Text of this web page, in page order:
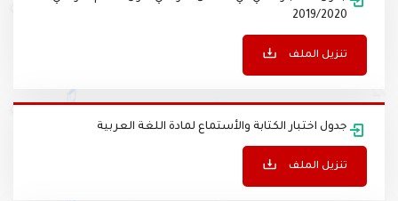
جدول الاختبار الثاني في الفصل الدراسي الأول للعام الدراسي
2019/2020
تنزيل الملف
جدول اختبار الكتابة والأستماع لمادة اللغة العربية
تنزيل الملف